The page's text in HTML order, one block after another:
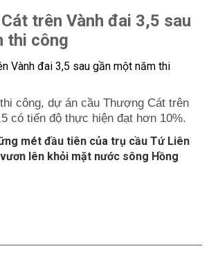
trên Vành đai 3,5 sau
thi công
công, dự án cầu Thượng Cát trên
có tiến độ thực hiện đạt hơn 10%.
mét đầu tiên của trụ cầu Tứ Liên
lên khỏi mặt nước sông Hồng